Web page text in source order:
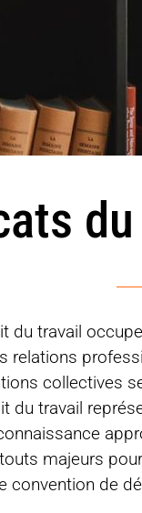
du travail
collectives
du travail
majeurs
de